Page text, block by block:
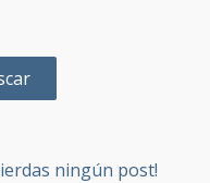
ningún post!